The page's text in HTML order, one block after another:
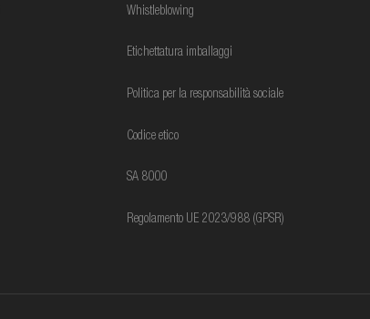
Whistleblowing
Etichettatura imballaggi
Politica per la responsabilità sociale
Codice etico
SA 8000
Regolamento UE 2023/988 (GPSR)